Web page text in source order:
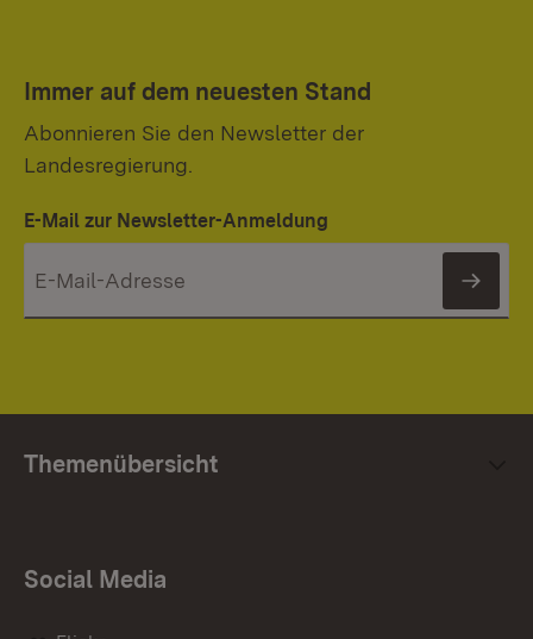
Immer auf dem neuesten Stand
Abonnieren Sie den Newsletter der
Landesregierung.
E-Mail zur Newsletter-Anmeldung
Themenübersicht
Social Media